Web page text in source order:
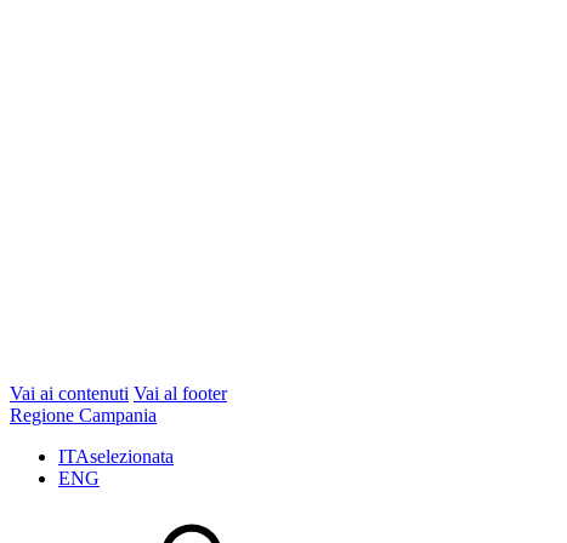
Vai ai contenuti Vai al footer
Regione Campania
ITAselezionata
ENG